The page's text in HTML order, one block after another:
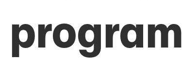
program